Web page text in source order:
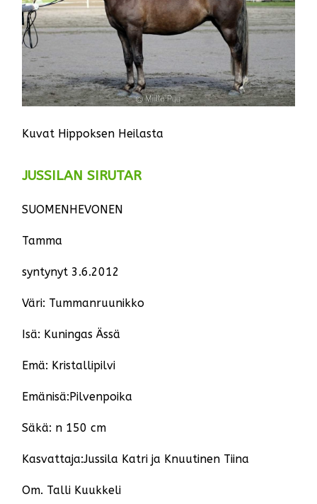
Kuvat Hippoksen Heilasta
JUSSILAN SIRUTAR
SUOMENHEVONEN
Tamma
syntynyt 3.6.2012
Väri: Tummanruunikko
Isä: Kuningas Ässä
Emä: Kristallipilvi
Emänisä:Pilvenpoika
Säkä: n 150 cm
Kasvattaja:Jussila Katri ja Knuutinen Tiina
Om. Talli Kuukkeli